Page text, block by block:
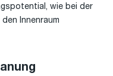
wie bei der
Innenraum